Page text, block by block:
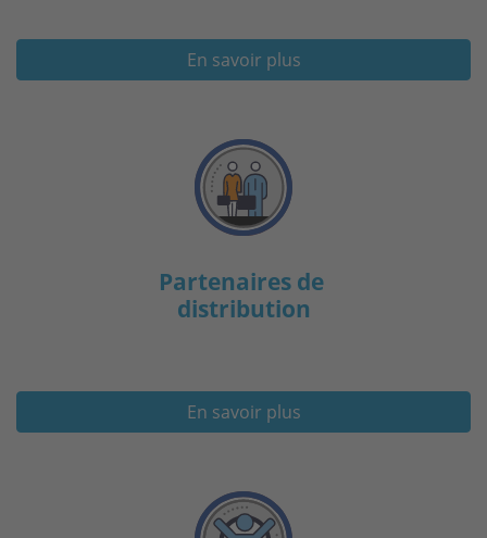
En savoir plus
Partenaires de
distribution
En savoir plus